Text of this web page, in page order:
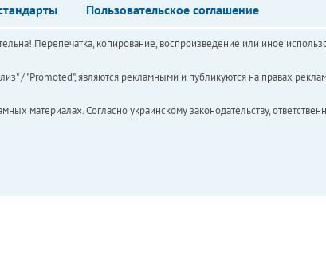
Пользовательское соглашение
Перепечатка, копирование, воспроизведение или иное
/ "Promoted", являются рекламными и публикуются на правах
материалах. Согласно украинскому законодательству,